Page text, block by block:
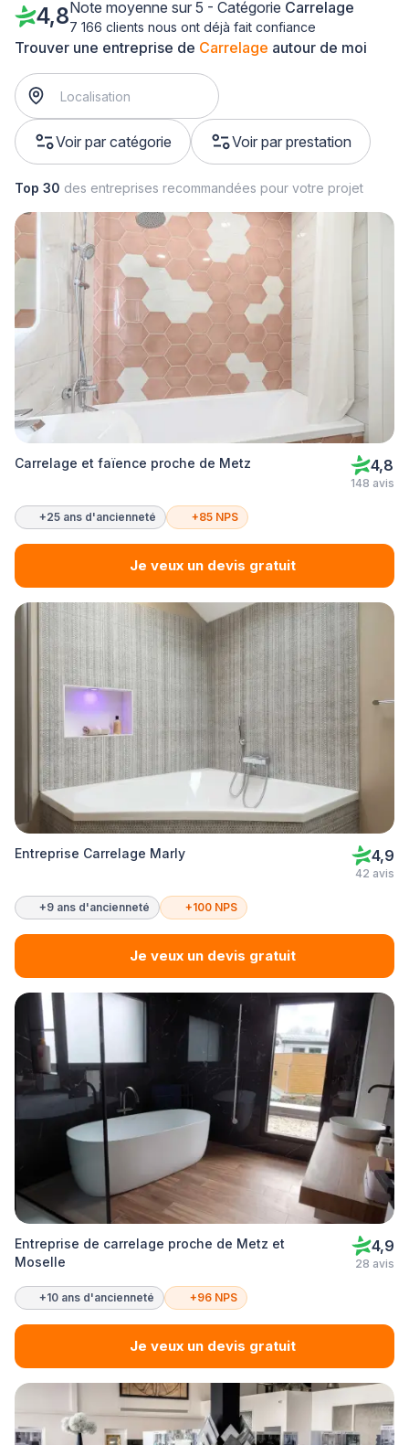
Trouver une entreprise de Carrelage autour de moi
Voir par catégorie Voir par prestation
4,8Note moyenne sur 5 - Catégorie Carrelage
7 166 clients nous ont déjà fait confiance
Top 30 des entreprises recommandées pour votre projet
Carrelage et faïence proche de Metz 4,8
148 avis
+25 ans d'ancienneté +85 NPS
Je veux un devis gratuit
Entreprise Carrelage Marly 4,9
42 avis
+9 ans d'ancienneté +100 NPS
Je veux un devis gratuit
Entreprise de carrelage proche de Metz et
Moselle
4,9
28 avis
+10 ans d'ancienneté +96 NPS
Je veux un devis gratuit